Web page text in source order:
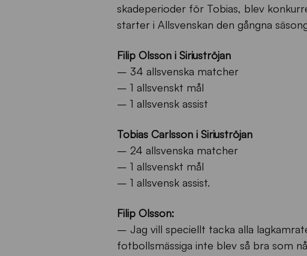
skadeperioder för Tobias, blev
starter i Allsvenskan den gångna
Filip Olsson i Siriuströjan
– 34 allsvenska matcher
– 1 allsvenskt mål
– 1 allsvensk assist
Tobias Carlsson i Siriuströjan
– 24 allsvenska matcher
– 1 allsvenskt mål
– 1 allsvensk assist.
Filip Olsson:
– Jag vill speciellt tacka alla
fotbollsmässiga inte blev så bra som